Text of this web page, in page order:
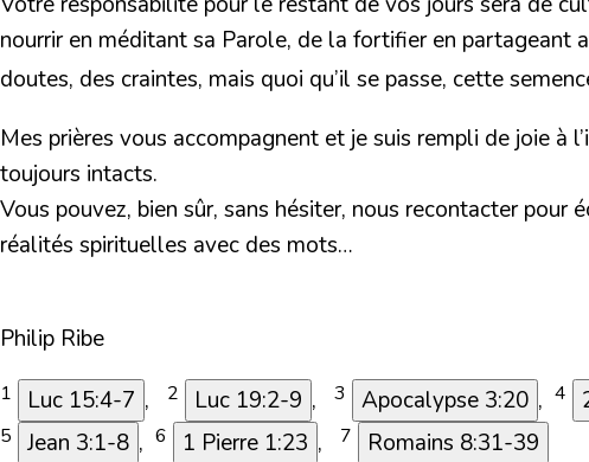
nourrir en méditant sa Parole, de la fortifier en partageant
doutes, des craintes, mais quoi qu’il se passe, cette
Mes prières vous accompagnent et je suis rempli de joie à
toujours intacts.
Vous pouvez, bien sûr, sans hésiter, nous recontacter
réalités spirituelles avec des mots…
Philip Ribe
1 Luc 15:4-7 , 2 Luc 19:2-9 , 3 Apocalypse 3:20 , 4
5 Jean 3:1-8 , 6 1 Pierre 1:23 , 7
Romains 8:31-39